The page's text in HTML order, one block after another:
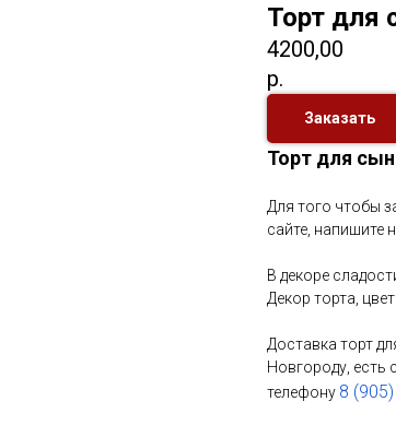
Торт для
4200,00
р.
Заказать
Торт для
Для того чтобы
сайте, напишите
В декоре
Декор торта,
Доставка торт
Новгороду,
телефону 8